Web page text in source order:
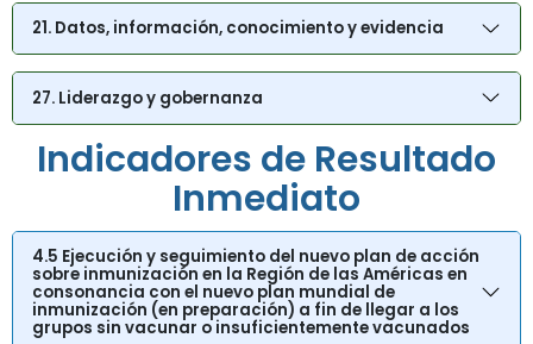
21. Datos, información, conocimiento y evidencia
27. Liderazgo y gobernanza
Indicadores de Resultado
Inmediato
4.5 Ejecución y seguimiento del nuevo plan de acción
sobre inmunización en la Región de las Américas en
consonancia con el nuevo plan mundial de
inmunización (en preparación) a fin de llegar a los
grupos sin vacunar o insuficientemente vacunados